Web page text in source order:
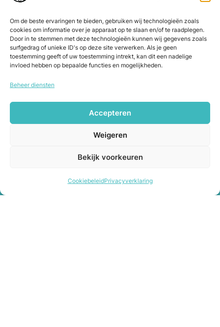
Om de beste ervaringen te bieden, gebruiken wij technologieën zoals
cookies om informatie over je apparaat op te slaan en/of te raadplegen.
Door in te stemmen met deze technologieën kunnen wij gegevens zoals
surfgedrag of unieke ID's op deze site verwerken. Als je geen
toestemming geeft of uw toestemming intrekt, kan dit een nadelige
invloed hebben op bepaalde functies en mogelijkheden.
Beheer diensten
Accepteren
Weigeren
Bekijk voorkeuren
CookiebeleidPrivacyverklaring
HartBewust ondersteunt de emotionele groei van
persoonlijke begeleiding.